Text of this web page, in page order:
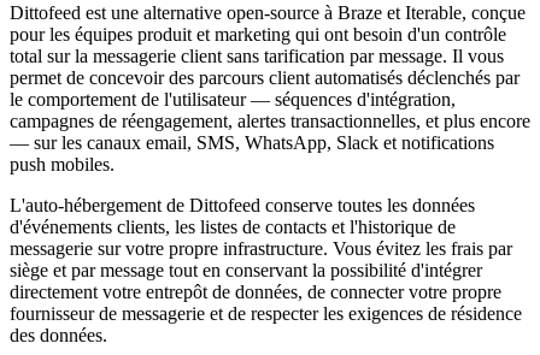
Dittofeed est une alternative open-source à Braze et Iterable, conçue
pour les équipes produit et marketing qui ont besoin d'un contrôle
total sur la messagerie client sans tarification par message. Il vous
permet de concevoir des parcours client automatisés déclenchés par
le comportement de l'utilisateur — séquences d'intégration,
campagnes de réengagement, alertes transactionnelles, et plus encore
— sur les canaux email, SMS, WhatsApp, Slack et notifications
push mobiles.
L'auto-hébergement de Dittofeed conserve toutes les données
d'événements clients, les listes de contacts et l'historique de
messagerie sur votre propre infrastructure. Vous évitez les frais par
siège et par message tout en conservant la possibilité d'intégrer
directement votre entrepôt de données, de connecter votre propre
fournisseur de messagerie et de respecter les exigences de résidence
des données.